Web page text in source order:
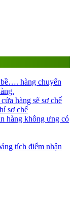
hàng chuyển
hàng sẽ sơ chế
sơ chế
hàng không ưng có
tích điểm nhận